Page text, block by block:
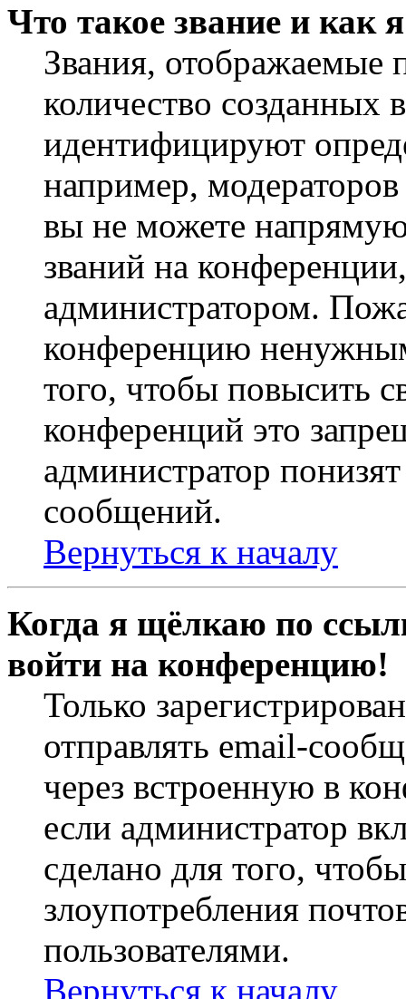
Что такое звание и как
Звания,
количество
идентифицируют
например,
вы не можете
званий на
администратором.
конференцию
того, чтобы повысить
конференций это
администратор
сообщений.
Вернуться к началу
Когда я щёлкаю по
войти на конференцию!
Только
отправлять email-
через встроенную в
если администратор
сделано для того,
злоупотребления
пользователями.
Вернуться к началу